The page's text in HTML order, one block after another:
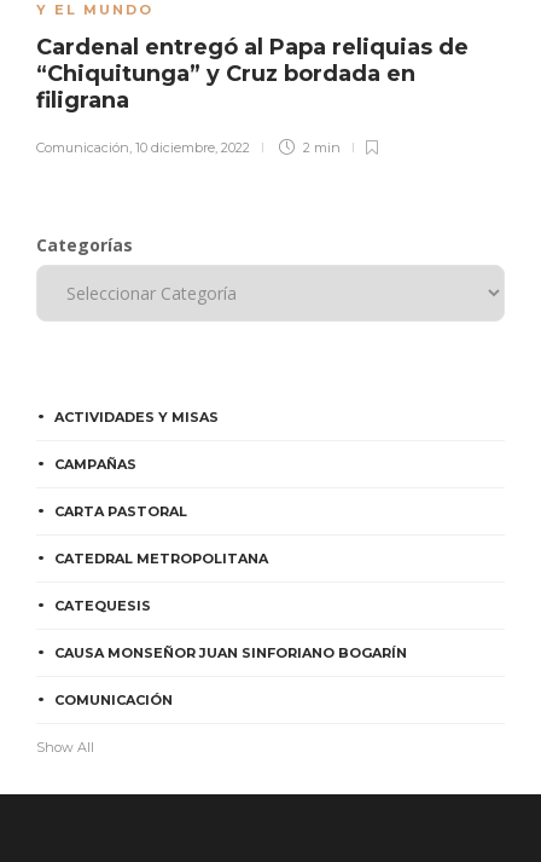
Y EL MUNDO
Cardenal entregó al Papa reliquias de
“Chiquitunga” y Cruz bordada en
filigrana
Comunicación, 10 diciembre, 2022 2 min
Categorías
ACTIVIDADES Y MISAS
CAMPAÑAS
CARTA PASTORAL
CATEDRAL METROPOLITANA
CATEQUESIS
CAUSA MONSEÑOR JUAN SINFORIANO BOGARÍN
COMUNICACIÓN
Show All